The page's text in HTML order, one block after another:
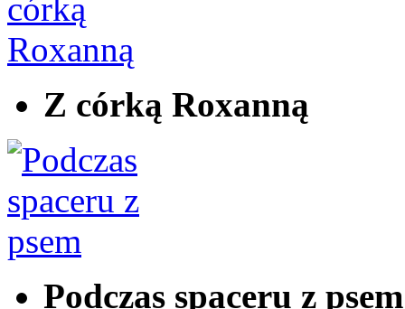
Z córką Roxanną
Podczas spaceru z psem